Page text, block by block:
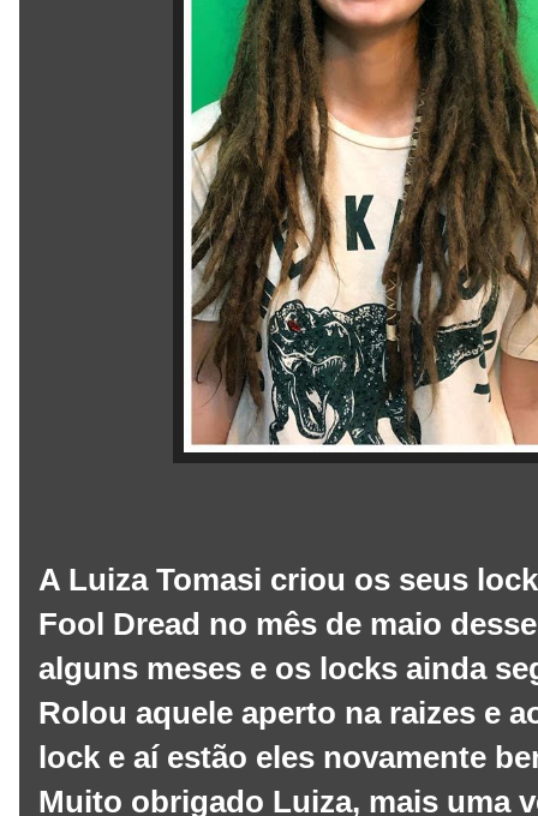
A Luiza Tomasi criou os seus
Fool Dread no mês de maio
alguns meses e os locks ainda
Rolou aquele aperto na raizes e
lock e aí estão eles novamente
Muito obrigado Luiza, mais uma